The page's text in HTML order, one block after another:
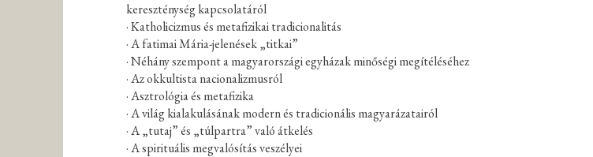
kereszténység kapcsolatáról
· Katholicizmus és metafizikai tradicionalitás
· A fatimai Mária-jelenések „titkai”
· Néhány szempont a magyarországi egyházak minőségi megítéléséhez
· Az okkultista nacionalizmusról
· Asztrológia és metafizika
· A világ kialakulásának modern és tradicionális magyarázatairól
· A „tutaj” és „túlpartra” való átkelés
· A spirituális megvalósítás veszélyei